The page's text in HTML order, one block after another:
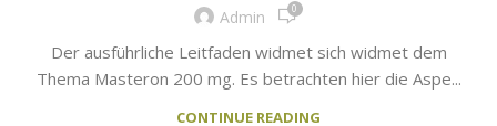
Admin 0
Der ausführliche Leitfaden widmet sich widmet dem
Thema Masteron 200 mg. Es betrachten hier die Aspe...
CONTINUE READING